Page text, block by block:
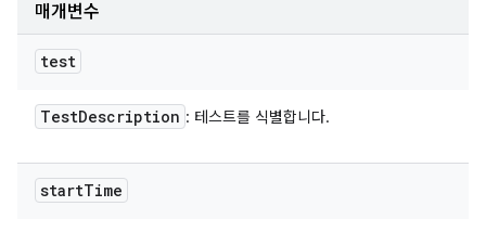
매개변수
test
TestDescription : 테스트를 식별합니다.
startTime